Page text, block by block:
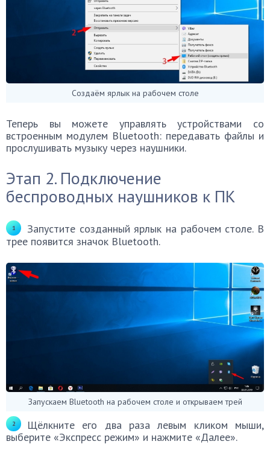
Создаём ярлык на рабочем столе
Теперь вы можете управлять устройствами со
встроенным модулем Bluetooth: передавать файлы и
прослушивать музыку через наушники.
Этап 2. Подключение
беспроводных наушников к ПК
Запустите созданный ярлык на рабочем столе. В
трее появится значок Bluetooth.
Запускаем Bluetooth на рабочем столе и открываем трей
Щёлкните его два раза левым кликом мыши,
выберите «Экспресс режим» и нажмите «Далее».